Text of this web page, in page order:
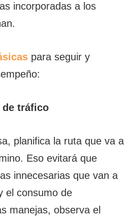
incorporadas a los
para seguir y
tráfico
planifica la ruta que va a
Eso evitará que
innecesarias que van a
el consumo de
manejas, observa el